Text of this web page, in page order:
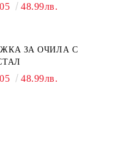
48.99лв.
ЗА ОЧИЛА С
48.99лв.